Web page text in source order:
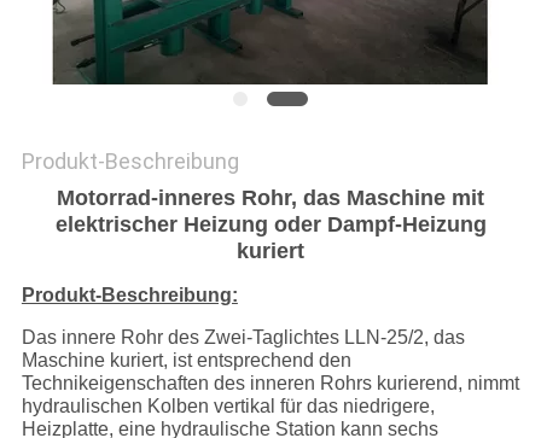
Produkt-Beschreibung
Motorrad-inneres Rohr, das Maschine mit
elektrischer Heizung oder Dampf-Heizung
kuriert
Produkt-Beschreibung:
Das innere Rohr des Zwei-Taglichtes LLN-25/2, das
Maschine kuriert, ist entsprechend den
Technikeigenschaften des inneren Rohrs kurierend, nimmt
hydraulischen Kolben vertikal für das niedrigere,
Heizplatte, eine hydraulische Station kann sechs